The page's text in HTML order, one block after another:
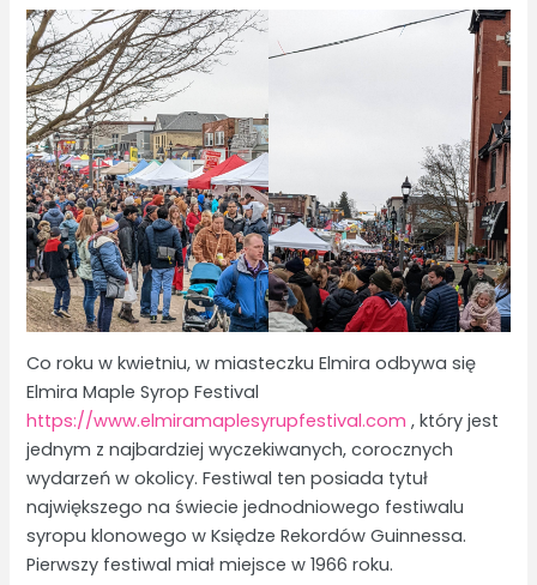
Co roku w kwietniu, w miasteczku Elmira odbywa się
Elmira Maple Syrop Festival
https://www.elmiramaplesyrupfestival.com , który jest
jednym z najbardziej wyczekiwanych, corocznych
wydarzeń w okolicy. Festiwal ten posiada tytuł
największego na świecie jednodniowego festiwalu
syropu klonowego w Księdze Rekordów Guinnessa.
Pierwszy festiwal miał miejsce w 1966 roku.